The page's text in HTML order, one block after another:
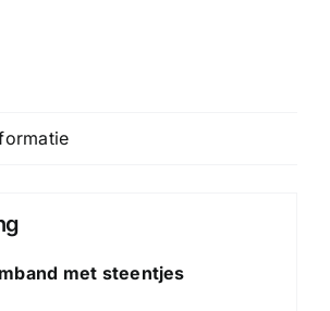
met steentjes